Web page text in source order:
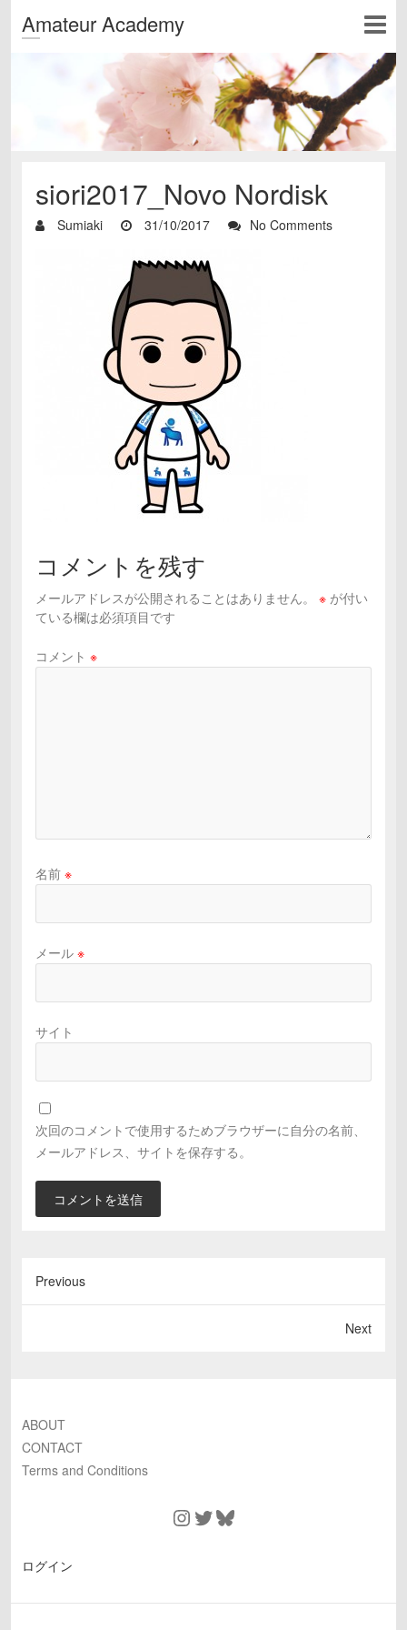
Amateur Academy
siori2017_Novo Nordisk
Sumiaki 31/10/2017 No Comments
コメントを残す
メールアドレスが公開されることはありません。 ※ が付い
ている欄は必須項目です
コメント ※
名前 ※
メール ※
サイト
次回のコメントで使用するためブラウザーに自分の名前、
メールアドレス、サイトを保存する。
Previous
Next
ABOUT
CONTACT
Terms and Conditions
Instagram
TwitterBluesky
ログイン